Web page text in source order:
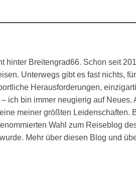
hinter Breitengrad66. Schon seit
Unterwegs gibt es fast nichts,
Herausforderungen,
ich bin immer neugierig auf Neues.
meiner größten Leidenschaften.
Wahl zum Reiseblog
Mehr über diesen Blog und